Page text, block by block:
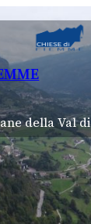
della Val